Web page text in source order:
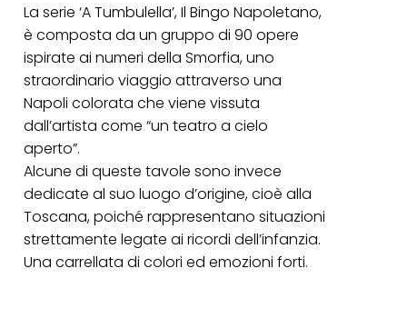
La serie ‘A Tumbulella’, Il Bingo Napoletano,
è composta da un gruppo di 90 opere
ispirate ai numeri della Smorfia, uno
straordinario viaggio attraverso una
Napoli colorata che viene vissuta
dall’artista come “un teatro a cielo
aperto”.
Alcune di queste tavole sono invece
dedicate al suo luogo d’origine, cioè alla
Toscana, poiché rappresentano situazioni
strettamente legate ai ricordi dell’infanzia.
Una carrellata di colori ed emozioni forti.